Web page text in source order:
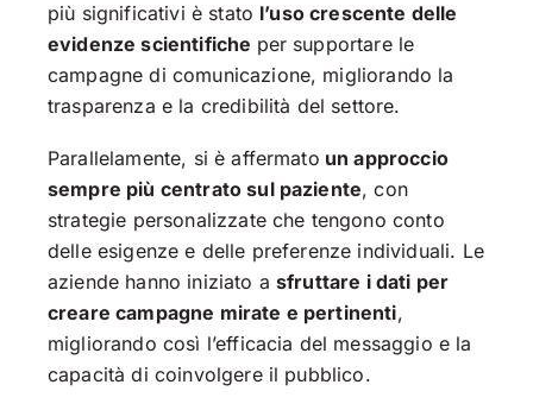
più significativi è stato l’uso crescente delle
evidenze scientifiche per supportare le
campagne di comunicazione, migliorando la
trasparenza e la credibilità del settore.
Parallelamente, si è affermato un approccio
sempre più centrato sul paziente, con
strategie personalizzate che tengono conto
delle esigenze e delle preferenze individuali. Le
aziende hanno iniziato asfruttare i dati per
creare campagne mirate e pertinenti,
migliorando così l’efficacia del messaggio e la
capacità di coinvolgere il pubblico.